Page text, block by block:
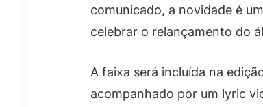
comunicado, a novidade é
celebrar o relançamento do
A faixa será incluída na
acompanhado por um lyric